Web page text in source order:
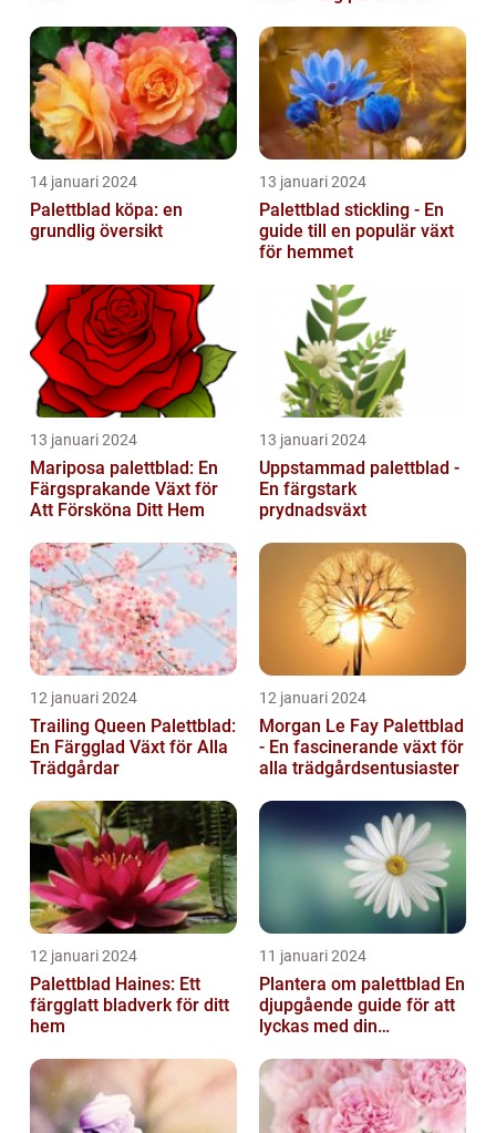
14 januari 2024
Palettblad köpa: en
grundlig översikt
13 januari 2024
Palettblad stickling - En
guide till en populär växt
för hemmet
13 januari 2024
Mariposa palettblad: En
Färgsprakande Växt för
Att Försköna Ditt Hem
13 januari 2024
Uppstammad palettblad -
En färgstark
prydnadsväxt
12 januari 2024
Trailing Queen Palettblad:
En Färgglad Växt för Alla
Trädgårdar
12 januari 2024
Morgan Le Fay Palettblad
- En fascinerande växt för
alla trädgårdsentusiaster
12 januari 2024
Palettblad Haines: Ett
färgglatt bladverk för ditt
hem
11 januari 2024
Plantera om palettblad En
djupgående guide för att
lyckas med din